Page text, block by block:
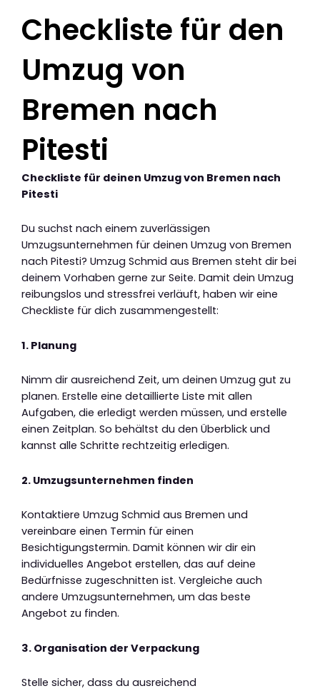
Checkliste für den
Umzug von
Bremen nach
Pitesti
Checkliste für deinen Umzug von Bremen nach
Pitesti
Du suchst nach einem zuverlässigen
Umzugsunternehmen für deinen Umzug von Bremen
nach Pitesti? Umzug Schmid aus Bremen steht dir bei
deinem Vorhaben gerne zur Seite. Damit dein Umzug
reibungslos und stressfrei verläuft, haben wir eine
Checkliste für dich zusammengestellt:
1. Planung
Nimm dir ausreichend Zeit, um deinen Umzug gut zu
planen. Erstelle eine detaillierte Liste mit allen
Aufgaben, die erledigt werden müssen, und erstelle
einen Zeitplan. So behältst du den Überblick und
kannst alle Schritte rechtzeitig erledigen.
2. Umzugsunternehmen finden
Kontaktiere Umzug Schmid aus Bremen und
vereinbare einen Termin für einen
Besichtigungstermin. Damit können wir dir ein
individuelles Angebot erstellen, das auf deine
Bedürfnisse zugeschnitten ist. Vergleiche auch
andere Umzugsunternehmen, um das beste
Angebot zu finden.
3. Organisation der Verpackung
Stelle sicher, dass du ausreichend